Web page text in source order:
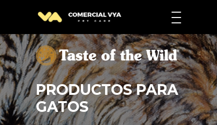
PRODUCTOS PARA
GATOS